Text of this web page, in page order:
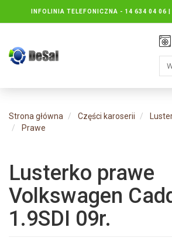
INFOLINIA TELEFONICZNA - 14 634 04 06 |
PONIEDZIAŁKU DO PIĄTKU : 8.30 DO 16.30,
Strona główna Części karoserii
Prawe
Lusterko prawe
Volkswagen
1.9SDI 09r.